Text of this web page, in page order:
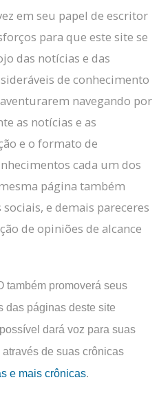
em seu papel de escritor
para que este site se
das notícias e das
de conhecimento
navegando por
as notícias e as
e o formato de
cada um dos
página também
e demais pareceres
de opiniões de alcance
também promoverá seus
das páginas deste site
dará voz para suas
de suas crônicas
e mais crônicas.